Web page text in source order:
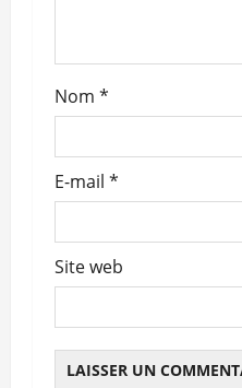
l
Nom *
E-mail *
Site web